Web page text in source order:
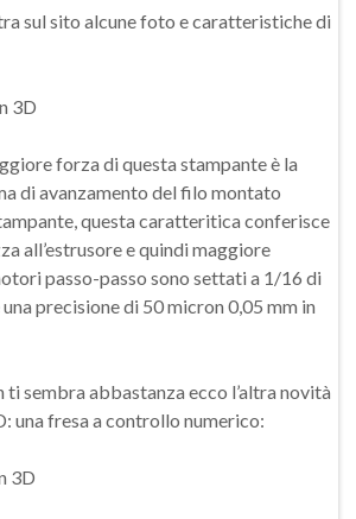
sul sito alcune foto e caratteristiche di
forza di questa stampante è la
di avanzamento del filo montato
questa caratteritica conferisce
all’estrusore e quindi maggiore
passo-passo sono settati a 1/16 di
precisione di 50 micron 0,05 mm in
ti sembra abbastanza ecco l’altra novità
una fresa a controllo numerico: